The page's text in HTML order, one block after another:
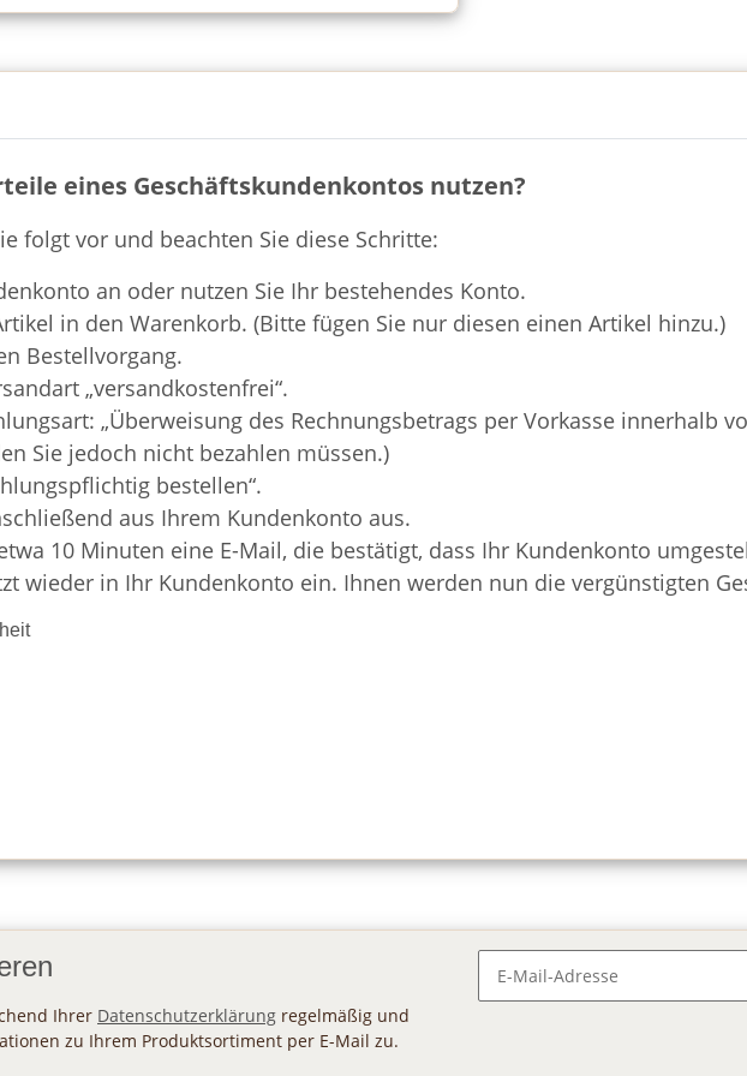
eines Geschäftskundenkontos nutzen?
folgt vor und beachten Sie diese Schritte:
an oder nutzen Sie Ihr bestehendes Konto.
in den Warenkorb. (Bitte fügen Sie nur diesen einen Artikel hinzu.)
Bestellvorgang.
„versandkostenfrei“.
„Überweisung des Rechnungsbetrags per Vorkasse innerhalb
Sie jedoch nicht bezahlen müssen.)
bestellen“.
aus Ihrem Kundenkonto aus.
10 Minuten eine E-Mail, die bestätigt, dass Ihr Kundenkonto
wieder in Ihr Kundenkonto ein. Ihnen werden nun die vergünstigten
Ihrer Datenschutzerklärung regelmäßig und
zu Ihrem Produktsortiment per E-Mail zu.